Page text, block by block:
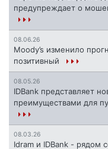
предупреждает о
08.06.26
Moody’s изменило
позитивный
08.05.26
IDBank представляет
преимуществами для
08.03.26
Idram и IDBank - рядом